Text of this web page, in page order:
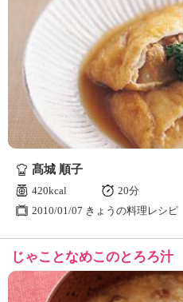
髙城 順子
420kcal
20分
2010/01/07 きょうの料理レシピ
じゃことなめこのとろろ汁